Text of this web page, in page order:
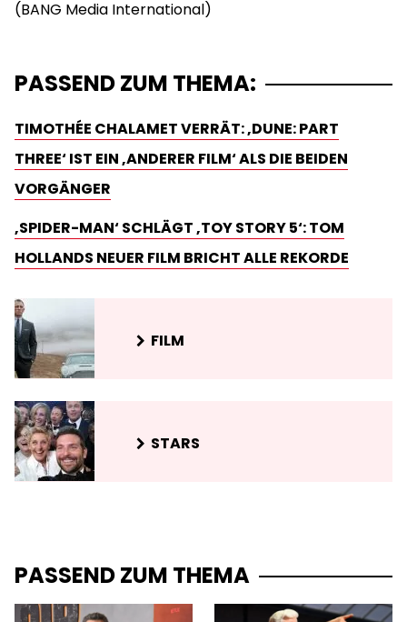
PASSEND ZUM THEMA:
TIMOTHÉE CHALAMET VERRÄT: ‚DUNE: PART
THREE‘ IST EIN ‚ANDERER FILM‘ ALS DIE BEIDEN
VORGÄNGER
‚SPIDER-MAN‘ SCHLÄGT ‚TOY STORY 5‘: TOM
HOLLANDS NEUER FILM BRICHT ALLE REKORDE
FILM
STARS
PASSEND ZUM THEMA